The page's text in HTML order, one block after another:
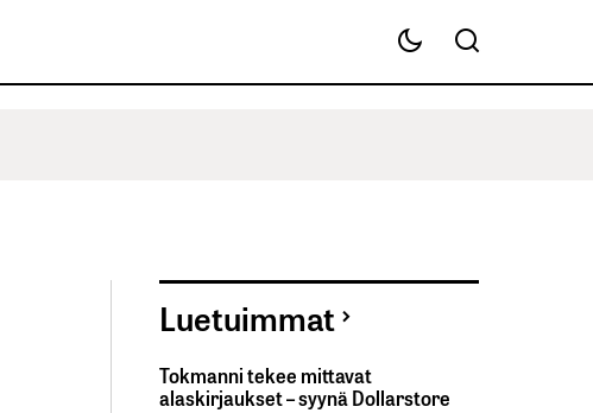
Luetuimmat
Tokmanni tekee mittavat
alaskirjaukset – syynä Dollarstore